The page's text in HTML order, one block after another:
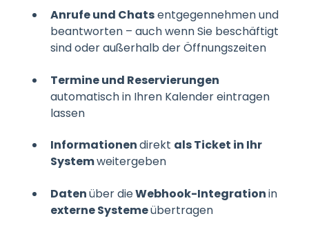
Anrufe und Chatsentgegennehmen und
beantworten – auch wenn Sie beschäftigt
sind oder außerhalb der Öffnungszeiten
Termine und Reservierungen
automatisch in Ihren Kalender eintragen
lassen
Informationendirekt als Ticket in Ihr
Systemweitergeben
Datenüber dieWebhook-Integrationin
externe Systemeübertragen